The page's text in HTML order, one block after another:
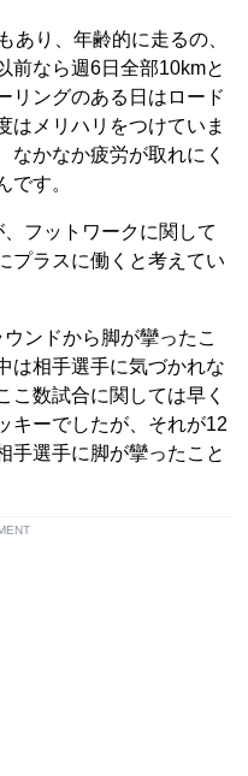
り、年齢的に走るの、
前なら週6日全部10kmと
リングのある日はロード
はメリハリをつけていま
なかなか疲労が取れにく
です。
フットワークに関して
プラスに働くと考えてい
ンドから脚が攣ったこ
は相手選手に気づかれな
こ数試合に関しては早く
キーでしたが、それが12
手選手に脚が攣ったこと